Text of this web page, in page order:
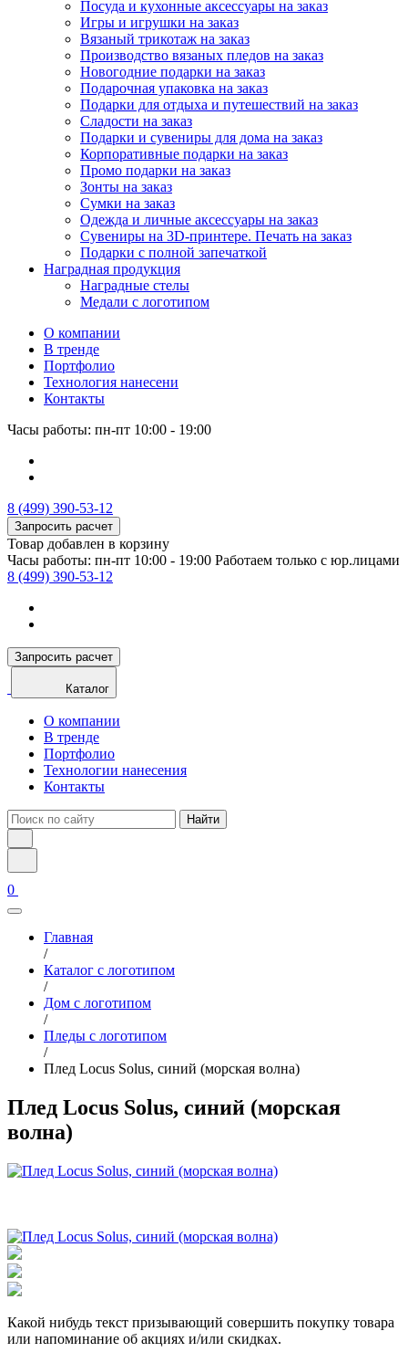
Посуда и кухонные аксессуары на заказ
Игры и игрушки на заказ
Вязаный трикотаж на заказ
Производство вязаных пледов на заказ
Новогодние подарки на заказ
Подарочная упаковка на заказ
Подарки для отдыха и путешествий на заказ
Сладости на заказ
Подарки и сувениры для дома на заказ
Корпоративные подарки на заказ
Промо подарки на заказ
Зонты на заказ
Сумки на заказ
Одежда и личные аксессуары на заказ
Сувениры на 3D-принтере. Печать на заказ
Подарки с полной запечаткой
Наградная продукция
Наградные стелы
Медали с логотипом
О компании
В тренде
Портфолио
Технология нанесени
Контакты
Часы работы: пн-пт 10:00 - 19:00
8 (499) 390-53-12
Запросить расчет
Товар добавлен в корзину
Часы работы: пн-пт 10:00 - 19:00 Работаем только с юр.лицами
8 (499) 390-53-12
Запросить расчет
Каталог
О компании
В тренде
Портфолио
Технологии нанесения
Контакты
Найти
0
Главная
/
Каталог с логотипом
/
Дом с логотипом
/
Пледы с логотипом
/
Плед Locus Solus, синий (морская волна)
Плед Locus Solus, синий (морская
волна)
Какой нибудь текст призывающий совершить покупку товара
или напоминание об акциях и/или скидках.